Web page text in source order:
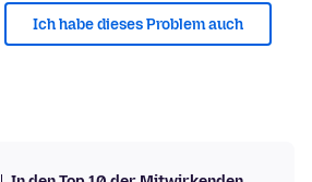
Ich habe dieses Problem auch